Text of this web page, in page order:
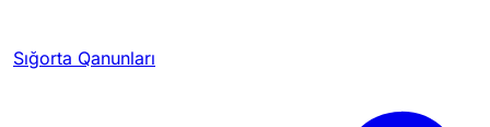
Sığorta Qanunları